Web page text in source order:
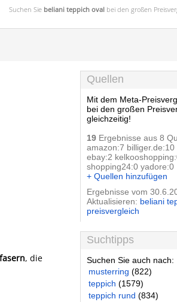
Suchen Sie beliani teppich oval bei den großen
, die
Quellen
Mit dem Meta-
bei den großen
gleichzeitig!
19 Ergebnisse aus 8
amazon:7
ebay:2
shopping24:0 yadore:0
+ Quellen hinzufügen
Ergebnisse vom
Aktualisieren: beliani
preisvergleich
Suchtipps
Suchen Sie auch nach:
musterring (822)
teppich (1579)
teppich rund (834)